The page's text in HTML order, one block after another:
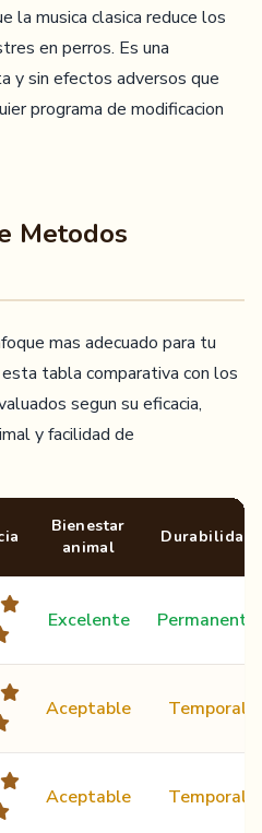
la musica clasica reduce los
en perros. Es una
y sin efectos adversos que
programa de modificacion
Metodos
mas adecuado para tu
tabla comparativa con los
segun su eficacia,
y facilidad de
Bienestar
animal
Durabilidad
Excelente Permanente
Aceptable Temporal
Aceptable Temporal